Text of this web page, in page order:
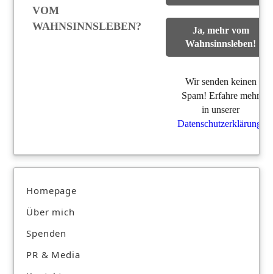
VOM
WAHNSINNSLEBEN?
Wir senden keinen
Spam! Erfahre mehr
in unserer
Datenschutzerklärung
Homepage
Über mich
Spenden
PR & Media